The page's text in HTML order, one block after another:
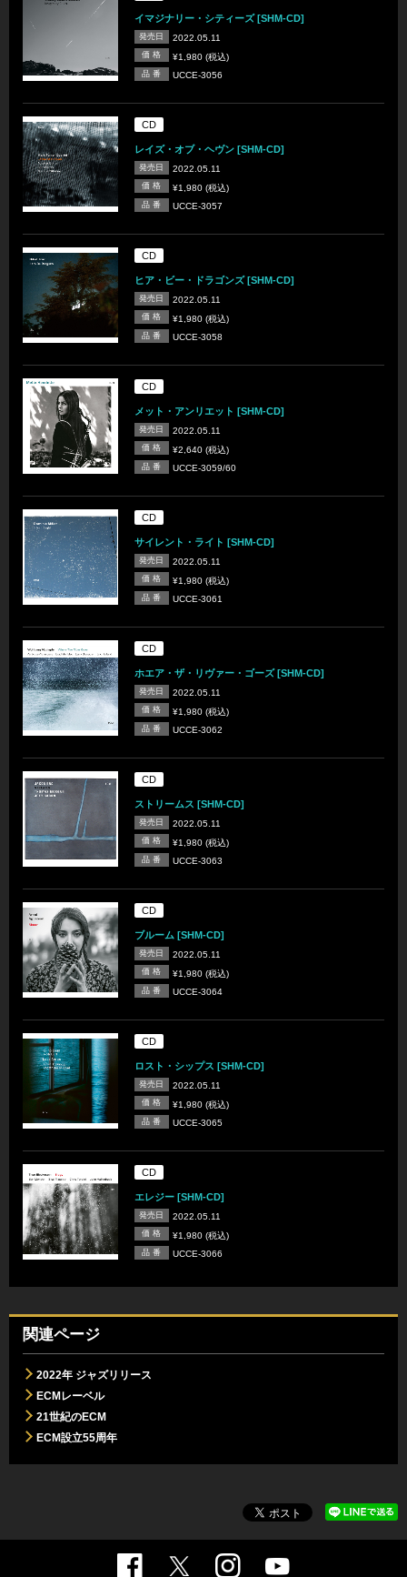
イマジナリー・シティーズ [SHM-CD]
発売日 2022.05.11
価 格 ¥1,980 (税込)
品 番 UCCE-3056
CD
レイズ・オブ・ヘヴン [SHM-CD]
発売日 2022.05.11
価 格 ¥1,980 (税込)
品 番 UCCE-3057
CD
ヒア・ビー・ドラゴンズ [SHM-CD]
発売日 2022.05.11
価 格 ¥1,980 (税込)
品 番 UCCE-3058
CD
メット・アンリエット [SHM-CD]
発売日 2022.05.11
価 格 ¥2,640 (税込)
品 番 UCCE-3059/60
CD
サイレント・ライト [SHM-CD]
発売日 2022.05.11
価 格 ¥1,980 (税込)
品 番 UCCE-3061
CD
ホエア・ザ・リヴァー・ゴーズ [SHM-CD]
発売日 2022.05.11
価 格 ¥1,980 (税込)
品 番 UCCE-3062
CD
ストリームス [SHM-CD]
発売日 2022.05.11
価 格 ¥1,980 (税込)
品 番 UCCE-3063
CD
ブルーム [SHM-CD]
発売日 2022.05.11
価 格 ¥1,980 (税込)
品 番 UCCE-3064
CD
ロスト・シップス [SHM-CD]
発売日 2022.05.11
価 格 ¥1,980 (税込)
品 番 UCCE-3065
CD
エレジー [SHM-CD]
発売日 2022.05.11
価 格 ¥1,980 (税込)
品 番 UCCE-3066
関連ページ
2022年 ジャズリリース
ECMレーベル
21世紀のECM
ECM設立55周年